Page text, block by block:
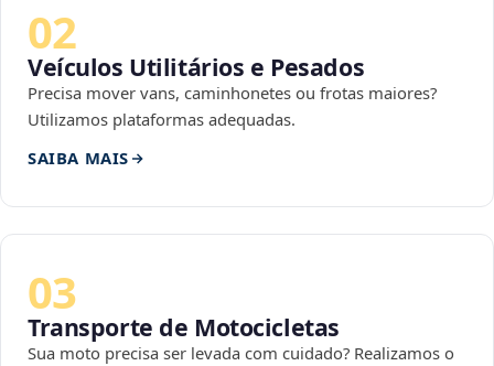
02
Veículos Utilitários e Pesados
Precisa mover vans, caminhonetes ou frotas maiores?
Utilizamos plataformas adequadas.
SAIBA MAIS
03
Transporte de Motocicletas
Sua moto precisa ser levada com cuidado? Realizamos o